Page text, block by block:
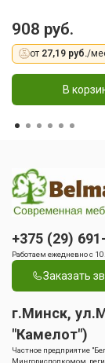
908 руб.
от 27,19 руб./
В
+375 (29)
Работаем ежедневно с
Заказать
г.Минск,
"Камелот")
Частное предприятие
Мингорисполкомом,